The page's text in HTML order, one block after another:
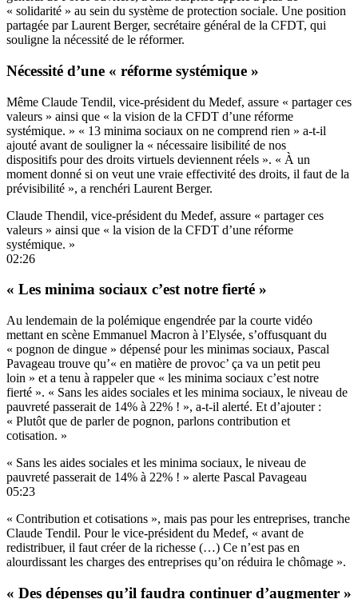
« solidarité » au sein du système de protection sociale. Une position
partagée par Laurent Berger, secrétaire général de la CFDT, qui
souligne la nécessité de le réformer.
Nécessité d’une « réforme systémique »
Même Claude Tendil, vice-président du Medef, assure « partager ces
valeurs » ainsi que « la vision de la CFDT d’une réforme
systémique. » « 13 minima sociaux on ne comprend rien » a-t-il
ajouté avant de souligner la « nécessaire lisibilité de nos
dispositifs pour des droits virtuels deviennent réels ». « À un
moment donné si on veut une vraie effectivité des droits, il faut de la
prévisibilité », a renchéri Laurent Berger.
Claude Thendil, vice-président du Medef, assure « partager ces
valeurs » ainsi que « la vision de la CFDT d’une réforme
systémique. »
02:26
« Les minima sociaux c’est notre fierté »
Au lendemain de la polémique engendrée par la courte vidéo
mettant en scène Emmanuel Macron à l’Elysée, s’offusquant du
« pognon de dingue » dépensé pour les minimas sociaux, Pascal
Pavageau trouve qu’« en matière de provoc’ ça va un petit peu
loin » et a tenu à rappeler que « les minima sociaux c’est notre
fierté ». « Sans les aides sociales et les minima sociaux, le niveau de
pauvreté passerait de 14% à 22% ! », a-t-il alerté. Et d’ajouter :
« Plutôt que de parler de pognon, parlons contribution et
cotisation. »
« Sans les aides sociales et les minima sociaux, le niveau de
pauvreté passerait de 14% à 22% ! » alerte Pascal Pavageau
05:23
« Contribution et cotisations », mais pas pour les entreprises, tranche
Claude Tendil. Pour le vice-président du Medef, « avant de
redistribuer, il faut créer de la richesse (…) Ce n’est pas en
alourdissant les charges des entreprises qu’on réduira le chômage ».
« Des dépenses qu’il faudra continuer d’augmenter »